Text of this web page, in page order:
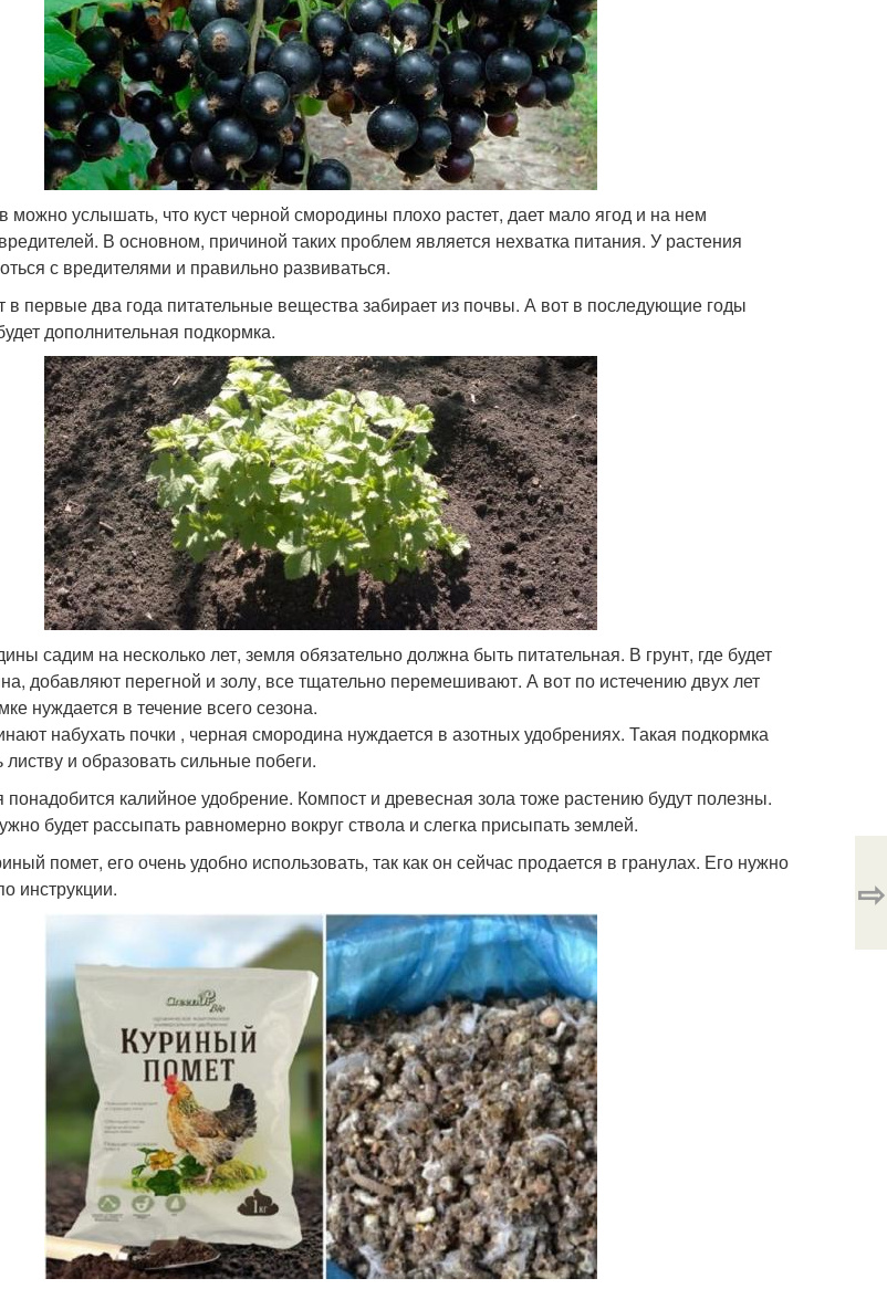
можно услышать, что куст черной смородины плохо растет, дает мало ягод и на нем
В основном, причиной таких проблем является нехватка питания. У растения
с вредителями и правильно развиваться.
в первые два года питательные вещества забирает из почвы. А вот в последующие годы
дополнительная подкормка.
садим на несколько лет, земля обязательно должна быть питательная. В грунт, где будет
добавляют перегной и золу, все тщательно перемешивают. А вот по истечению двух лет
нуждается в течение всего сезона.
набухать почки , черная смородина нуждается в азотных удобрениях. Такая подкормка
и образовать сильные побеги.
калийное удобрение. Компост и древесная зола тоже растению будут полезны.
будет рассыпать равномерно вокруг ствола и слегка присыпать землей.
помет, его очень удобно использовать, так как он сейчас продается в гранулах. Его нужно
инструкции.
⇨